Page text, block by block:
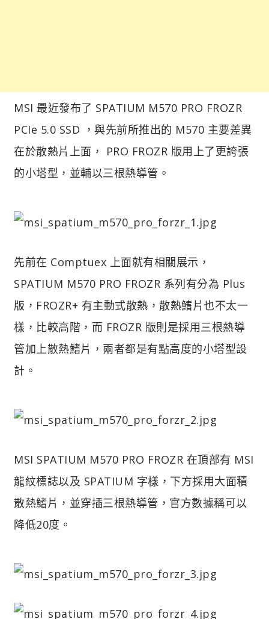
MSI 最近發布了 SPATIUM M570 PRO FROZR
PCIe 5.0 SSD ，與先前所推出的 M570 主要差異
在於散熱片上面， PRO FROZR 版用上了更誇張
的小塔型，並輔以三根熱導管。
先前在 Comptuex 上面就有相關展示，
SPATIUM M570 PRO FROZR 系列有分為 Plus
版，FROZR+ 有主動式散熱，散熱鰭片也不太一
樣，比較高階，而 FROZR 版則是採用三根熱導
管加上散熱鰭片，兩者都是有點高度的小塔型設
計。
MSI SPATIUM M570 PRO FROZR 在頂部有 MSI
龍紋標誌以及 SPATIUM 字樣，下方採用大面積
散熱鰭片，並穿插三根熱導管，官方數據稱可以
降低20度。